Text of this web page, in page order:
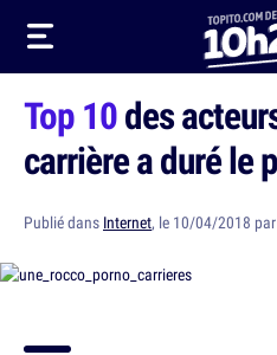
Top 10des
carrière a duré le
Publié dans Internet, le 10/04/2018 par